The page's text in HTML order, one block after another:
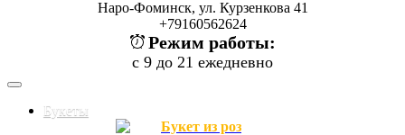
Наро-Фоминск, ул. Курзенкова 41
+79160562624
Режим работы:
с 9 до 21 ежедневно
Букеты
Букет из роз